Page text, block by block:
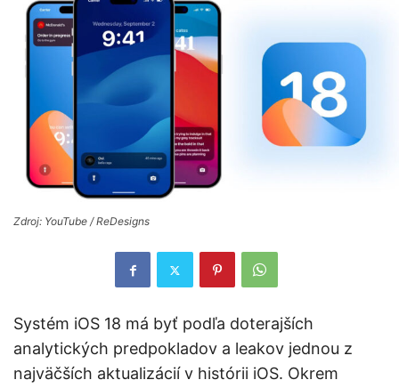
Zdroj: YouTube / ReDesigns
Systém iOS 18 má byť podľa doterajších
analytických predpokladov a leakov jednou z
najväčších aktualizácií v histórii iOS. Okrem